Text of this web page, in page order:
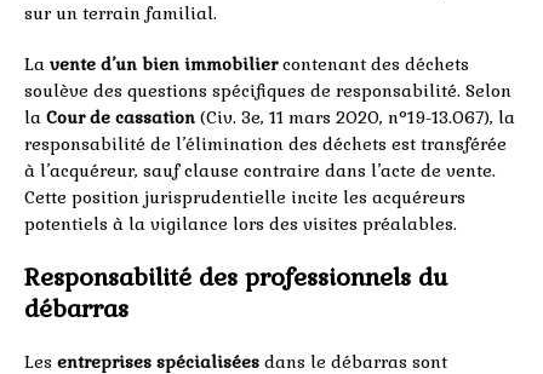
sur un terrain familial.
La vente d’un bien immobiliercontenant des déchets
soulève des questions spécifiques de responsabilité. Selon
la Cour de cassation (Civ. 3e, 11 mars 2020, n°19-13.067), la
responsabilité de l’élimination des déchets est transférée
à l’acquéreur, sauf clause contraire dans l’acte de vente.
Cette position jurisprudentielle incite les acquéreurs
potentiels à la vigilance lors des visites préalables.
Responsabilité des professionnels du
débarras
Les entreprises spécialisées dans le débarras sont